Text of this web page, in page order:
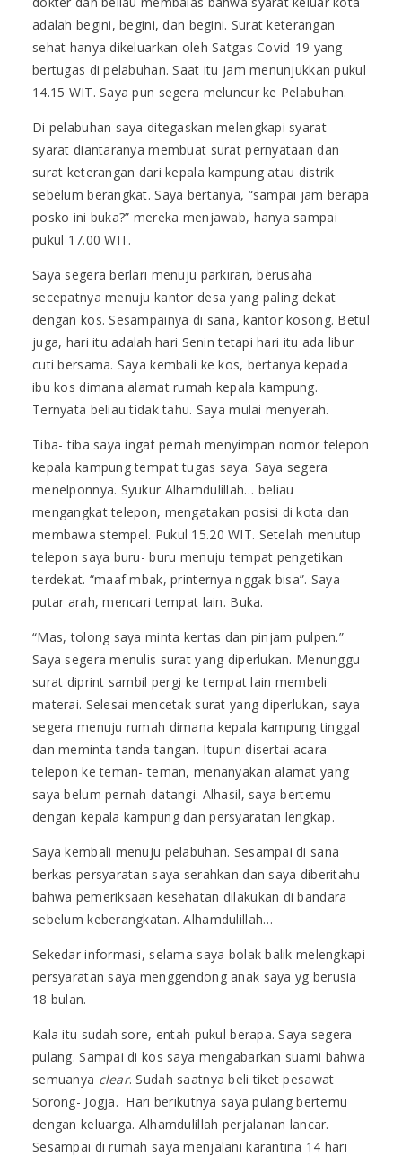
adalah begini, begini, dan begini. Surat keterangan
sehat hanya dikeluarkan oleh Satgas Covid-19 yang
bertugas di pelabuhan. Saat itu jam menunjukkan pukul
14.15 WIT. Saya pun segera meluncur ke Pelabuhan.
Di pelabuhan saya ditegaskan melengkapi syarat-
syarat diantaranya membuat surat pernyataan dan
surat keterangan dari kepala kampung atau distrik
sebelum berangkat. Saya bertanya, “sampai jam berapa
posko ini buka?” mereka menjawab, hanya sampai
pukul 17.00 WIT.
Saya segera berlari menuju parkiran, berusaha
secepatnya menuju kantor desa yang paling dekat
dengan kos. Sesampainya di sana, kantor kosong. Betul
juga, hari itu adalah hari Senin tetapi hari itu ada libur
cuti bersama. Saya kembali ke kos, bertanya kepada
ibu kos dimana alamat rumah kepala kampung.
Ternyata beliau tidak tahu. Saya mulai menyerah.
Tiba- tiba saya ingat pernah menyimpan nomor telepon
kepala kampung tempat tugas saya. Saya segera
menelponnya. Syukur Alhamdulillah… beliau
mengangkat telepon, mengatakan posisi di kota dan
membawa stempel. Pukul 15.20 WIT. Setelah menutup
telepon saya buru- buru menuju tempat pengetikan
terdekat. “maaf mbak, printernya nggak bisa”. Saya
putar arah, mencari tempat lain. Buka.
“Mas, tolong saya minta kertas dan pinjam pulpen.”
Saya segera menulis surat yang diperlukan. Menunggu
surat diprint sambil pergi ke tempat lain membeli
materai. Selesai mencetak surat yang diperlukan, saya
segera menuju rumah dimana kepala kampung tinggal
dan meminta tanda tangan. Itupun disertai acara
telepon ke teman- teman, menanyakan alamat yang
saya belum pernah datangi. Alhasil, saya bertemu
dengan kepala kampung dan persyaratan lengkap.
Saya kembali menuju pelabuhan. Sesampai di sana
berkas persyaratan saya serahkan dan saya diberitahu
bahwa pemeriksaan kesehatan dilakukan di bandara
sebelum keberangkatan. Alhamdulillah…
Sekedar informasi, selama saya bolak balik melengkapi
persyaratan saya menggendong anak saya yg berusia
18 bulan.
Kala itu sudah sore, entah pukul berapa. Saya segera
pulang. Sampai di kos saya mengabarkan suami bahwa
semuanya clear. Sudah saatnya beli tiket pesawat
Sorong- Jogja. Hari berikutnya saya pulang bertemu
dengan keluarga. Alhamdulillah perjalanan lancar.
Sesampai di rumah saya menjalani karantina 14 hari